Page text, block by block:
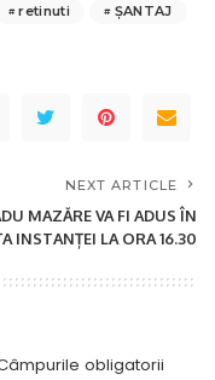
retinuti
ŞANTAJ
NEXT ARTICLE
MAZĂRE VA FI ADUS ÎN
INSTANȚEI LA ORA 16.30
obligatorii